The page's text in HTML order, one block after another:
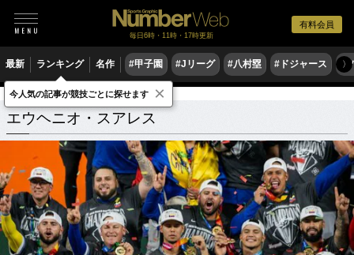
有料会員
毎日6時・11時・17時更新
最新 ランキング 名作 #甲子園 #Jリーグ #八村塁 #ドジャース #
〉
エウヘニオ・スアレス 関連記事
エウヘニオ・スアレス
今人気の記事が競技ごとに探せます ×